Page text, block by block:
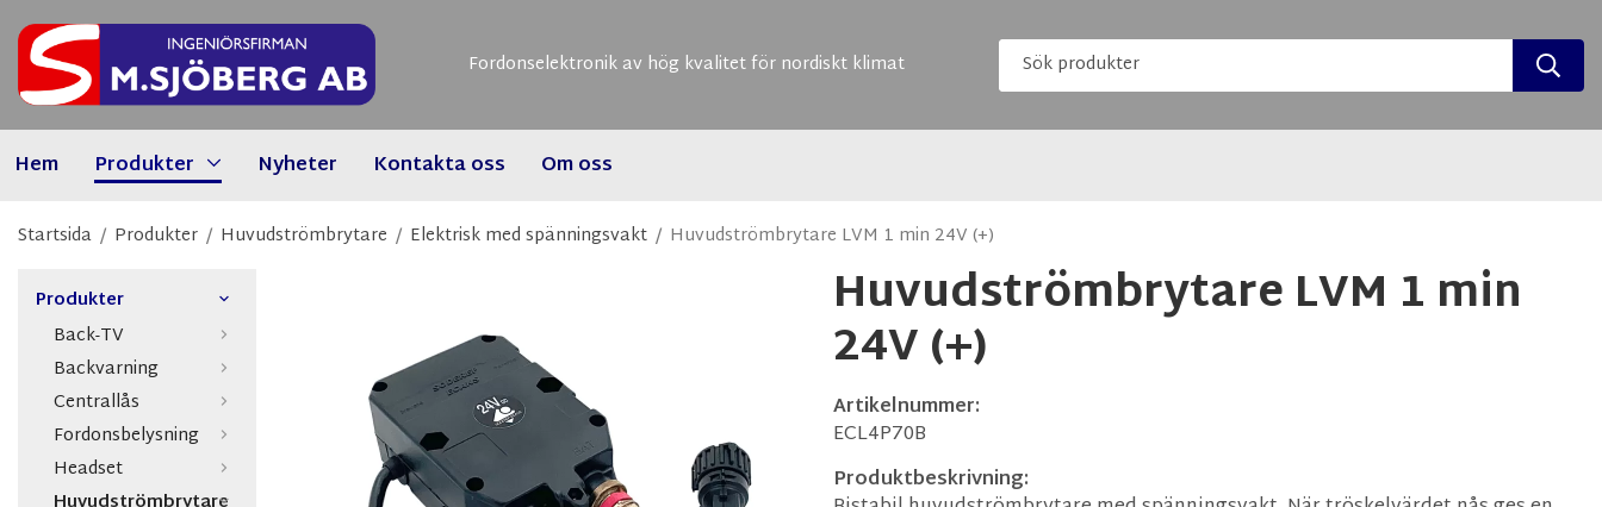
Fordonselektronik av hög kvalitet för nordiskt klimat
Hem Produkter Nyheter Kontakta oss Om oss
Startsida / Produkter / Huvudströmbrytare / Elektrisk med spänningsvakt / Huvudströmbrytare LVM 1 min 24V (+)
Produkter
Back-TV
Backvarning
Centrallås
Fordonsbelysning
Headset
Huvudströmbrytare LVM 1 min
24V (+)
Artikelnummer:
ECL4P70B
Produktbeskrivning: